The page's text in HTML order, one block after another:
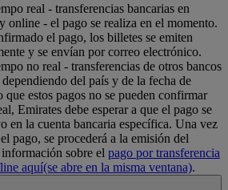
real - transferencias bancarias en
online - el pago se realiza en el momento.
el pago, los billetes se emiten
y se envían por correo electrónico.
no real - transferencias de otros bancos
del país y de la fecha de
que estos pagos no se pueden confirmar
Emirates debe esperar a que el pago se
en la cuenta bancaria específica. Una vez
pago, se procederá a la emisión del
sobre el pago por transferencia
aquí(se abre en la misma ventana).